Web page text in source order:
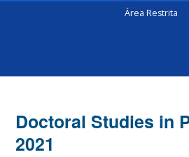
Área Restrita
Doctoral Studies in
2021